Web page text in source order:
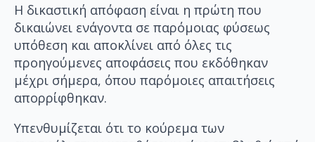
Η δικαστική απόφαση είναι η πρώτη που
δικαιώνει ενάγοντα σε παρόμοιας φύσεως
υπόθεση και αποκλίνει από όλες τις
προηγούμενες αποφάσεις που εκδόθηκαν
μέχρι σήμερα, όπου παρόμοιες απαιτήσεις
απορρίφθηκαν.
Υπενθυμίζεται ότι το κούρεμα των